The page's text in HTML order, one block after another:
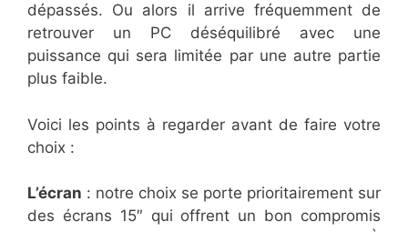
dépassés. Ou alors il arrive fréquemment de
retrouver un PC déséquilibré avec une
puissance qui sera limitée par une autre partie
plus faible.
Voici les points à regarder avant de faire votre
choix :
L’écran : notre choix se porte prioritairement sur
des écrans 15″ qui offrent un bon compromis